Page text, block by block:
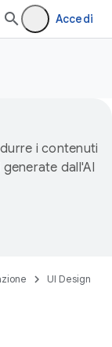
Accedi
i contenuti
dall'AI
UI Design